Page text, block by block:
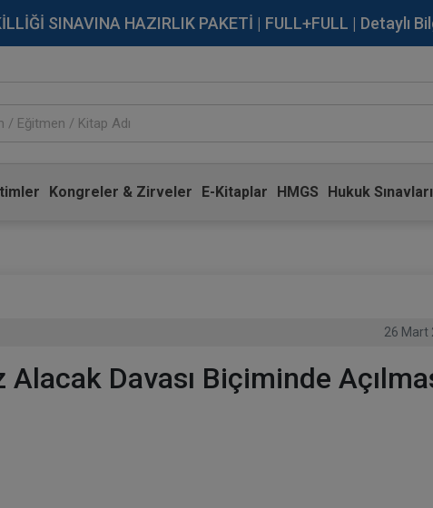
SINAVINA HAZIRLIK PAKETİ | FULL+FULL | Detaylı
Kongreler & Zirveler E-Kitaplar HMGS Hukuk Sınavları
26 Mart
Davası Biçiminde